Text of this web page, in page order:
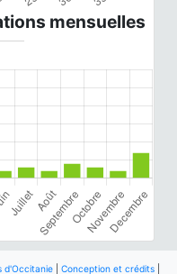
mensuelles
d'Occitanie| Conception et crédits|